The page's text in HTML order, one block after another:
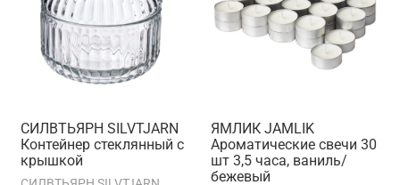
СИЛВТЬЯРН SILVTJARN
Контейнер стеклянный с
крышкой
ЯМЛИК JAMLIK
Ароматические свечи 30
шт 3,5 часа, ваниль/
бежевый